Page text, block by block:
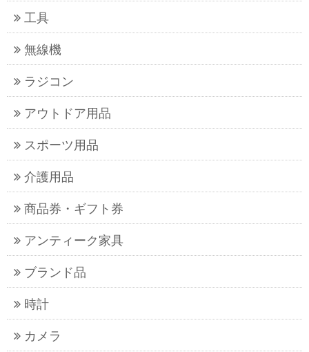
工具
無線機
ラジコン
アウトドア用品
スポーツ用品
介護用品
商品券・ギフト券
アンティーク家具
ブランド品
時計
カメラ